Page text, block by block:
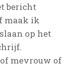
bericht
maak ik
op het
mevrouw of